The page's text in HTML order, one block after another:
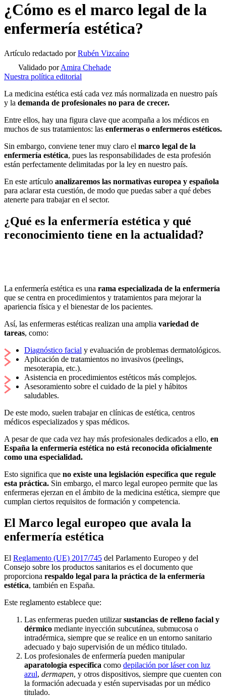
¿Cómo es el marco legal de la
enfermería estética?
Artículo redactado porRubén Vizcaíno
Validado porAmira Chehade
Nuestra política editorial
La medicina estética está cada vez más normalizada en nuestro país
y la demanda de profesionales no para de crecer.
Entre ellos, hay una figura clave que acompaña a los médicos en
muchos de sus tratamientos: las enfermeras o enfermeros estéticos.
Sin embargo, conviene tener muy claro el marco legal de la
enfermería estética, pues las responsabilidades de esta profesión
están perfectamente delimitadas por la ley en nuestro país.
En este artículo analizaremos las normativas europea y española
para aclarar esta cuestión, de modo que puedas saber a qué debes
atenerte para trabajar en el sector.
¿Qué es la enfermería estética y qué
reconocimiento tiene en la actualidad?
La enfermería estética es una rama especializada de la enfermería
que se centra en procedimientos y tratamientos para mejorar la
apariencia física y el bienestar de los pacientes.
Así, las enfermeras estéticas realizan una amplia variedad de
tareas, como:
Diagnóstico facial y evaluación de problemas dermatológicos.
Aplicación de tratamientos no invasivos (peelings,
mesoterapia, etc.).
Asistencia en procedimientos estéticos más complejos.
Asesoramiento sobre el cuidado de la piel y hábitos
saludables.
De este modo, suelen trabajar en clínicas de estética, centros
médicos especializados y spas médicos.
A pesar de que cada vez hay más profesionales dedicados a ello, en
España la enfermería estética no está reconocida oficialmente
como una especialidad.
Esto significa que no existe una legislación específica que regule
esta práctica. Sin embargo, el marco legal europeo permite que las
enfermeras ejerzan en el ámbito de la medicina estética, siempre que
cumplan ciertos requisitos de formación y competencia.
El Marco legal europeo que avala la
enfermería estética
El Reglamento (UE) 2017/745 del Parlamento Europeo y del
Consejo sobre los productos sanitarios es el documento que
proporciona respaldo legal para la práctica de la enfermería
estética, también en España.
Este reglamento establece que:
Las enfermeras pueden utilizarsustancias de relleno facial y
dérmico mediante inyección subcutánea, submucosa o
intradérmica, siempre que se realice en un entorno sanitario
adecuado y bajo supervisión de un médico titulado.
Los profesionales de enfermería pueden manipular
aparatología específica como depilación por láser con luz
azul, dermapen, y otros dispositivos, siempre que cuenten con
la formación adecuada y estén supervisadas por un médico
titulado.